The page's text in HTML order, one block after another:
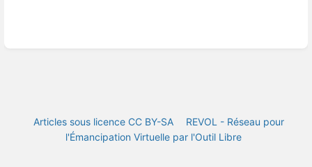
Articles sous licence CC BY-SA
REVOL - Réseau pour
l'Émancipation Virtuelle par l'Outil Libre